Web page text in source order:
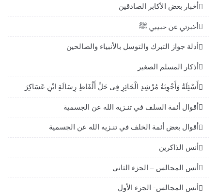
أخبار بعض الأكابر الصادقين
أخبرني عن حبيبي ﷺ
أدلة جواز التبرك والتوسل بالأنبياء والصالحين
أذكار المسلم الصغير
أَسْئِلَةُ وَأَجْوِبَةُ مُرْشِدِ الْحَائِرِ فِى حَلِّ أَلْفَاظِ رِسَالَةِ ابْنِ عَسَاكِرَ
أقوال أئمة السلف في تنـزيه الله عن الجسمية
أقوال بعض أئمة الخلف في تنـزيه الله عن الجسمية
أنس الذاكرين
أنس المجالس – الجزء الثاني
أنس المجالس- الجزء الأول